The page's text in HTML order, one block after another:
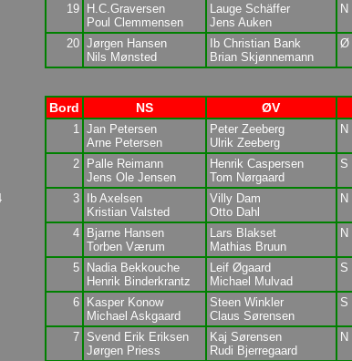
19
H.C.Graversen
Poul Clemmensen
Lauge Schäffer
Jens Auken
N
20 Jørgen Hansen
Nils Mønsted
Ib Christian Bank
Brian Skjønnemann
Ø
Bord NS ØV
1
Jan Petersen
Arne Petersen
Peter Zeeberg
Ulrik Zeeberg
N
2
Palle Reimann
Jens Ole Jensen
Henrik Caspersen
Tom Nørgaard
S
3
Ib Axelsen
Kristian Valsted
Villy Dam
Otto Dahl
N
4
Bjarne Hansen
Torben Værum
Lars Blakset
Mathias Bruun
N
5
Nadia Bekkouche
Henrik Binderkrantz
Leif Øgaard
Michael Mulvad
S
6
Kasper Konow
Michael Askgaard
Steen Winkler
Claus Sørensen
S
7
Svend Erik Eriksen
Jørgen Priess
Kaj Sørensen
Rudi Bjerregaard
N